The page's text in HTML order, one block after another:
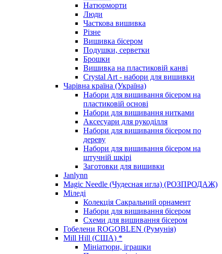
Натюрморти
Люди
Часткова вишивка
Різне
Вишивка бісером
Подушки, серветки
Брошки
Вишивка на пластиковій канві
Crystal Art - набори для вишивки
Чарівна країна (Україна)
Набори для вишивання бісером на
пластиковій основі
Набори для вишивання нитками
Аксесуари для рукоділля
Набори для вишивання бісером по
дереву
Набори для вишивання бісером на
штучній шкірі
Заготовки для вишивки
Janlynn
Magic Needle (Чудесная игла) (РОЗПРОДАЖ)
Міледі
Колекція Сакральний орнамент
Набори для вишивання бісером
Схеми для вишивання бісером
Гобелени ROGOBLEN (Румунія)
Mill Hill (США) *
Мініатюри, іграшки